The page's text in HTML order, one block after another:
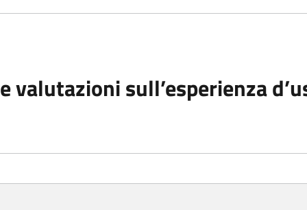
valutazioni sull’esperienza